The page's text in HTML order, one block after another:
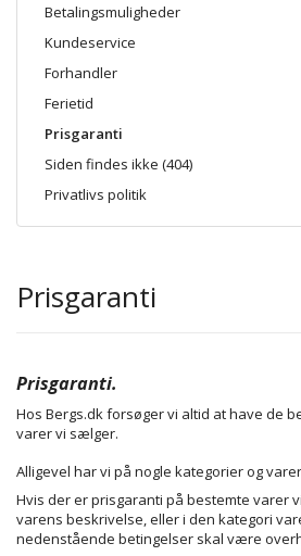
Betalingsmuligheder
Kundeservice
Forhandler
Ferietid
Prisgaranti
Siden findes ikke (404)
Privatlivs politik
Prisgaranti
Prisgaranti.
Hos Bergs.dk forsøger vi altid at have de
varer vi sælger.
Alligevel har vi på nogle kategorier og
Hvis der er prisgaranti på bestemte varer
varens beskrivelse, eller i den kategori
nedenstående betingelser skal være